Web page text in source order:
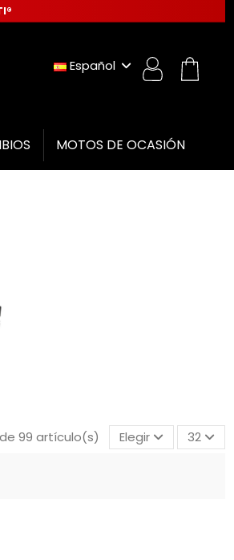
Español
MOTOS DE OCASIÓN
99 artículo(s) Elegir 32